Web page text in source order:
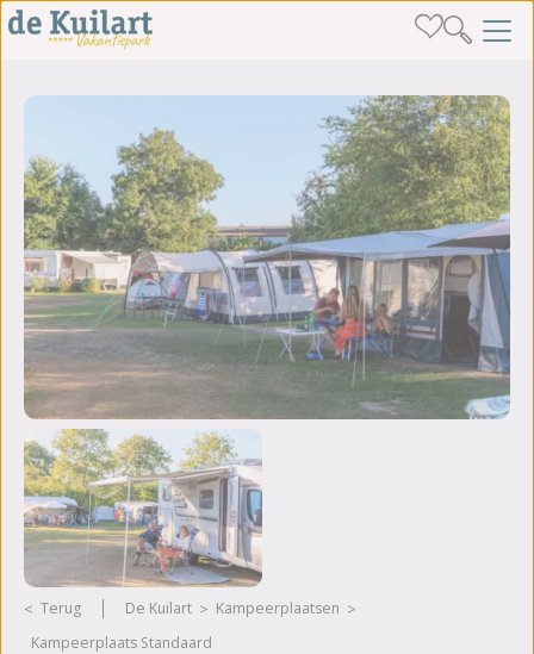
Terug De Kuilart
kampeerplaatsen
Kampeerplaats Standaard